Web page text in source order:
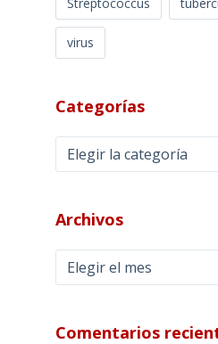
virus
Categorías
Categorías
Archivos
Archivos
Comentarios